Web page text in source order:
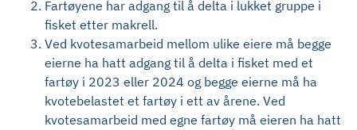
Fartøyene har adgang til å delta i lukket gruppe i
fisket etter makrell.
Ved kvotesamarbeid mellom ulike eiere må begge
eierne ha hatt adgang til å delta i fisket med et
fartøy i 2023 eller 2024 og begge eierne må ha
kvotebelastet et fartøy i ett av årene. Ved
kvotesamarbeid med egne fartøy må eieren ha hatt